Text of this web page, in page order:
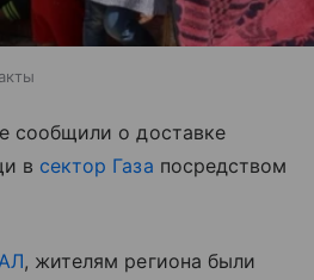
сообщили о доставке
в сектор Газа посредством
, жителям региона были